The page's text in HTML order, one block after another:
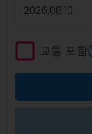
forward
to
interact
the
교통 포함